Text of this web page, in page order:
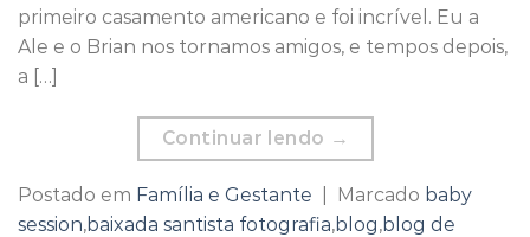
primeiro casamento americano e foi incrível. Eu a
Ale e o Brian nos tornamos amigos, e tempos depois,
a […]
Continuar lendo →
Postado em Família e Gestante Marcado baby
session,baixada santista fotografia,blog,blog de